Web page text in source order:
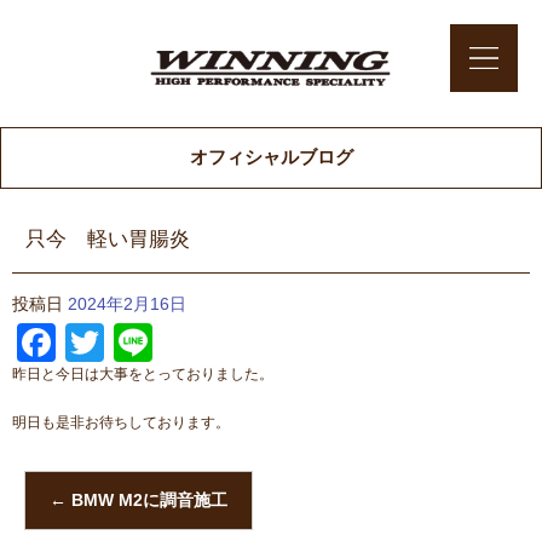
オフィシャルブログ
只今 軽い胃腸炎
投稿日 2024年2月16日
Facebook
Twitter
昨日と今日は大事をとっておりました。
明日も是非お待ちしております。
← BMW M2に調音施工